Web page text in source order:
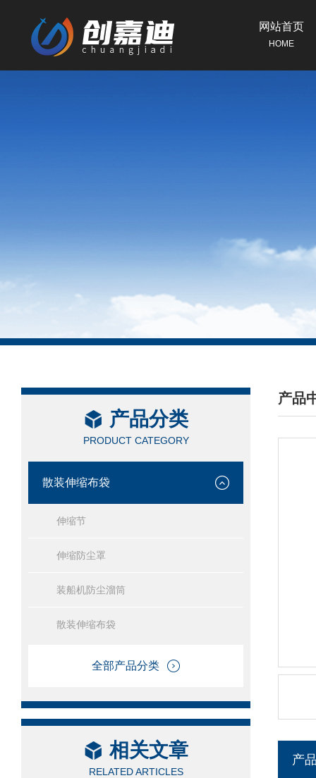
网站首页
HOME
产品分类
PRODUCT CATEGORY
散装伸缩布袋
伸缩节
伸缩防尘罩
装船机防尘溜筒
散装伸缩布袋
全部产品分类
相关文章
RELATED ARTICLES
产品
/
产